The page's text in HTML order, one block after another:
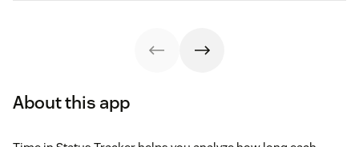
About this app